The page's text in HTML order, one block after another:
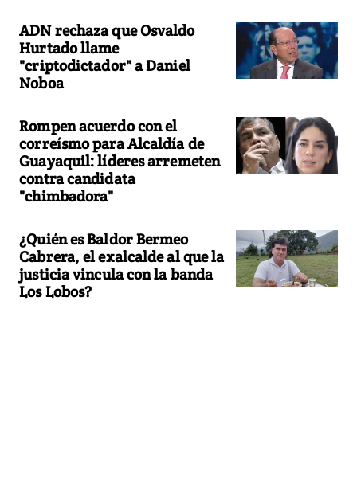
ADN rechaza que Osvaldo
Hurtado llame
"criptodictador" a Daniel
Noboa
Rompen acuerdo con el
correísmo para Alcaldía de
Guayaquil: líderes arremeten
contra candidata
"chimbadora"
¿Quién es Baldor Bermeo
Cabrera, el exalcalde al que la
justicia vincula con la banda
Los Lobos?